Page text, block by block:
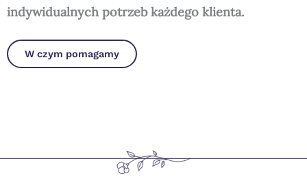
indywidualnych potrzeb każdego klienta.
W czym pomagamy